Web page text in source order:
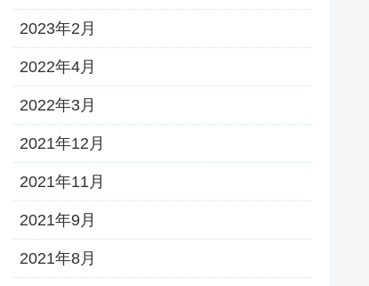
2023年2月
2022年4月
2022年3月
2021年12月
2021年11月
2021年9月
2021年8月